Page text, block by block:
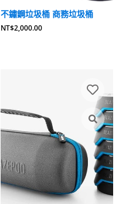
不鏽鋼垃圾桶 商務垃圾桶
NT$2,000.00